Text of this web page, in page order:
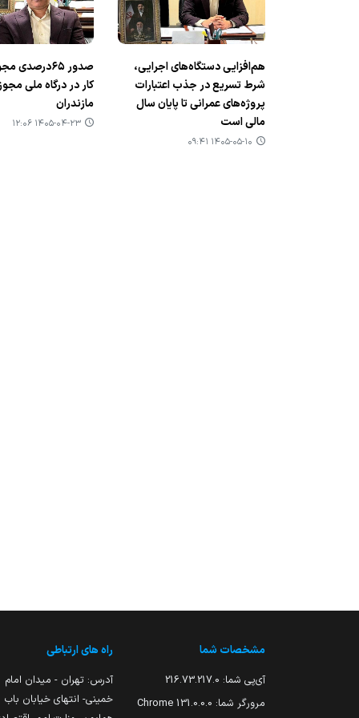
هم‌افزایی دستگاه‌های اجرایی،
شرط تسریع در جذب اعتبارات
پروژه‌های عمرانی تا پایان سال
مالی است
۱۴۰۵-۰۵-۱۰ ۰۹:۴۱
صدور
کار در درگاه ملی
مازندران
۱۴۰۵-۰۴-۲۳ ۱۲:۰۶
مشخصات شما
آی‌پی شما: 216.73.217.0
مرورگر شما: 131.0.0.0 Chrome
راه های ارتباطی
آدرس: تهران - میدان امام
خمینی- انتهای خیابان باب